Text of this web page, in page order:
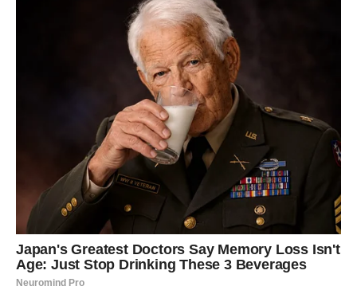
Rakovi danas osjećaju snažnu povezanost s jednom
Moguće je da ćete dobiti potvrdu emocija koje ste dugo
Ljubavna poruka
Otvorite srce bez straha.
Ljubav vam donosi radost
Pred vama su predivni trenuci.